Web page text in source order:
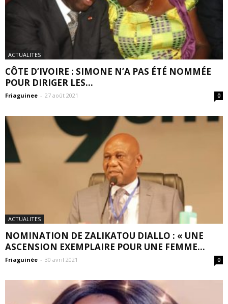
ACTUALITES
CÔTE D’IVOIRE : SIMONE N’A PAS ÉTÉ NOMMÉE
POUR DIRIGER LES...
Friaguinee - 27 août 2021 0
ACTUALITES
NOMINATION DE ZALIKATOU DIALLO : « UNE
ASCENSION EXEMPLAIRE POUR UNE FEMME...
Friaguinée - 30 avril 2021 0